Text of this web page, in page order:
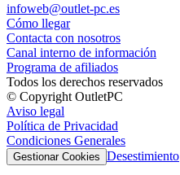
infoweb@outlet-pc.es
Cómo llegar
Contacta con nosotros
Canal interno de información
Programa de afiliados
Todos los derechos reservados
© Copyright OutletPC
Aviso legal
Política de Privacidad
Condiciones Generales
Gestionar Cookies Desestimiento